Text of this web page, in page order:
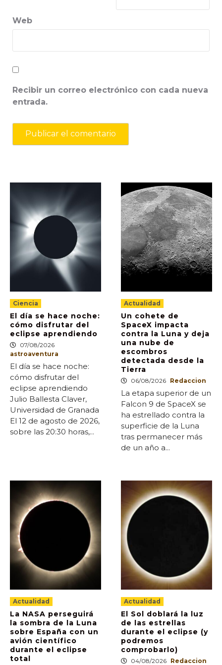
Web
Recibir un correo electrónico con cada nueva
entrada.
Ciencia
El día se hace noche:
cómo disfrutar del
eclipse aprendiendo
07/08/2026
astroaventura
El día se hace noche:
cómo disfrutar del
eclipse aprendiendo
Julio Ballesta Claver,
Universidad de Granada
El 12 de agosto de 2026,
sobre las 20:30 horas,...
Actualidad
Un cohete de
SpaceX impacta
contra la Luna y deja
una nube de
escombros
detectada desde la
Tierra
06/08/2026 Redaccion
La etapa superior de un
Falcon 9 de SpaceX se
ha estrellado contra la
superficie de la Luna
tras permanecer más
de un año a...
Actualidad
La NASA perseguirá
la sombra de la Luna
sobre España con un
avión científico
durante el eclipse
total
Actualidad
El Sol doblará la luz
de las estrellas
durante el eclipse (y
podremos
comprobarlo)
04/08/2026 Redaccion